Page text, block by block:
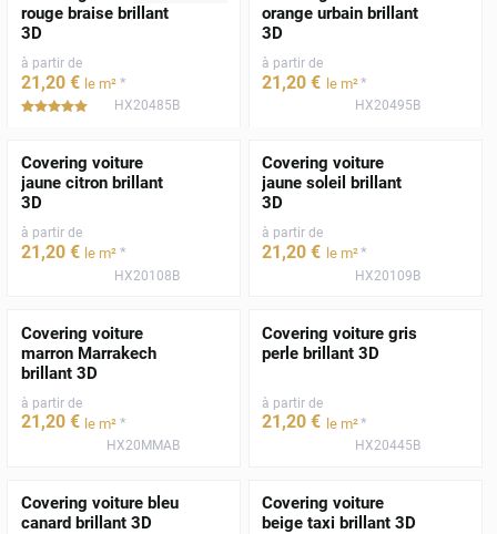
rouge braise brillant
3D
à partir de
21,20 € le m² *
*****HX20485B
orange urbain brillant
3D
à partir de
21,20 € le m²*
HX20495B
Covering voiture
jaune citron brillant
3D
à partir de
21,20 € le m² *
HX20108B
Covering voiture
jaune soleil brillant
3D
à partir de
21,20 € le m²*
HX20109B
Covering voiture
marron Marrakech
brillant 3D
à partir de
21 ,20 € le m² *
HX20MMAB
Covering voiture gris
perle brillant 3D
à partir de
21 ,20 € le m²*
HX20445B
Covering voiture bleu
canard brillant 3D
Covering voiture
beige taxi brillant 3D